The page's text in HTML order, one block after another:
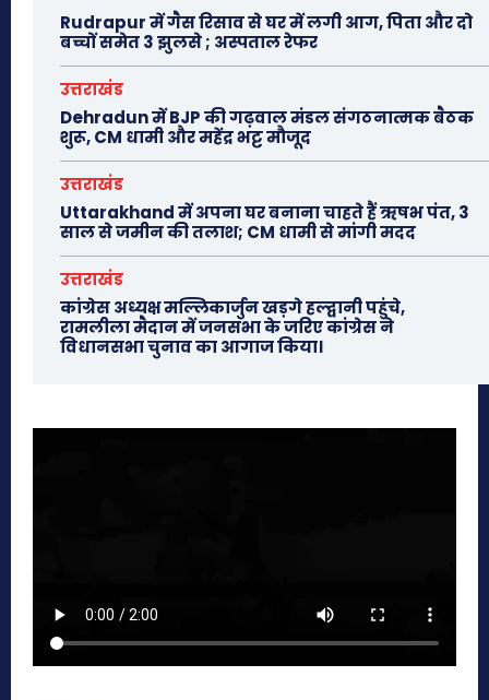
Rudrapur में गैस रिसाव से घर में लगी आग, पिता और दो
बच्चों समेत 3 झुलसे ; अस्पताल रेफर
उत्तराखंड
Dehradun में BJP की गढ़वाल मंडल संगठनात्मक बैठक
शुरू, CM धामी और महेंद्र भट्ट मौजूद
उत्तराखंड
Uttarakhand में अपना घर बनाना चाहते हैं ऋषभ पंत, 3
साल से जमीन की तलाश; CM धामी से मांगी मदद
उत्तराखंड
कांग्रेस अध्यक्ष मल्लिकार्जुन खड़गे हल्द्वानी पहुंचे,
रामलीला मैदान में जनसभा के जरिए कांग्रेस ने
विधानसभा चुनाव का आगाज किया।